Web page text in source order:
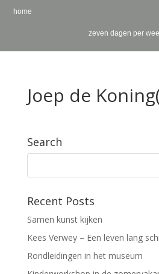
home
zeven dagen per
Joep de
Search
Recent Posts
Samen kunst kijken
Kees Verwey – Een leven lang
Rondleidingen in het museum